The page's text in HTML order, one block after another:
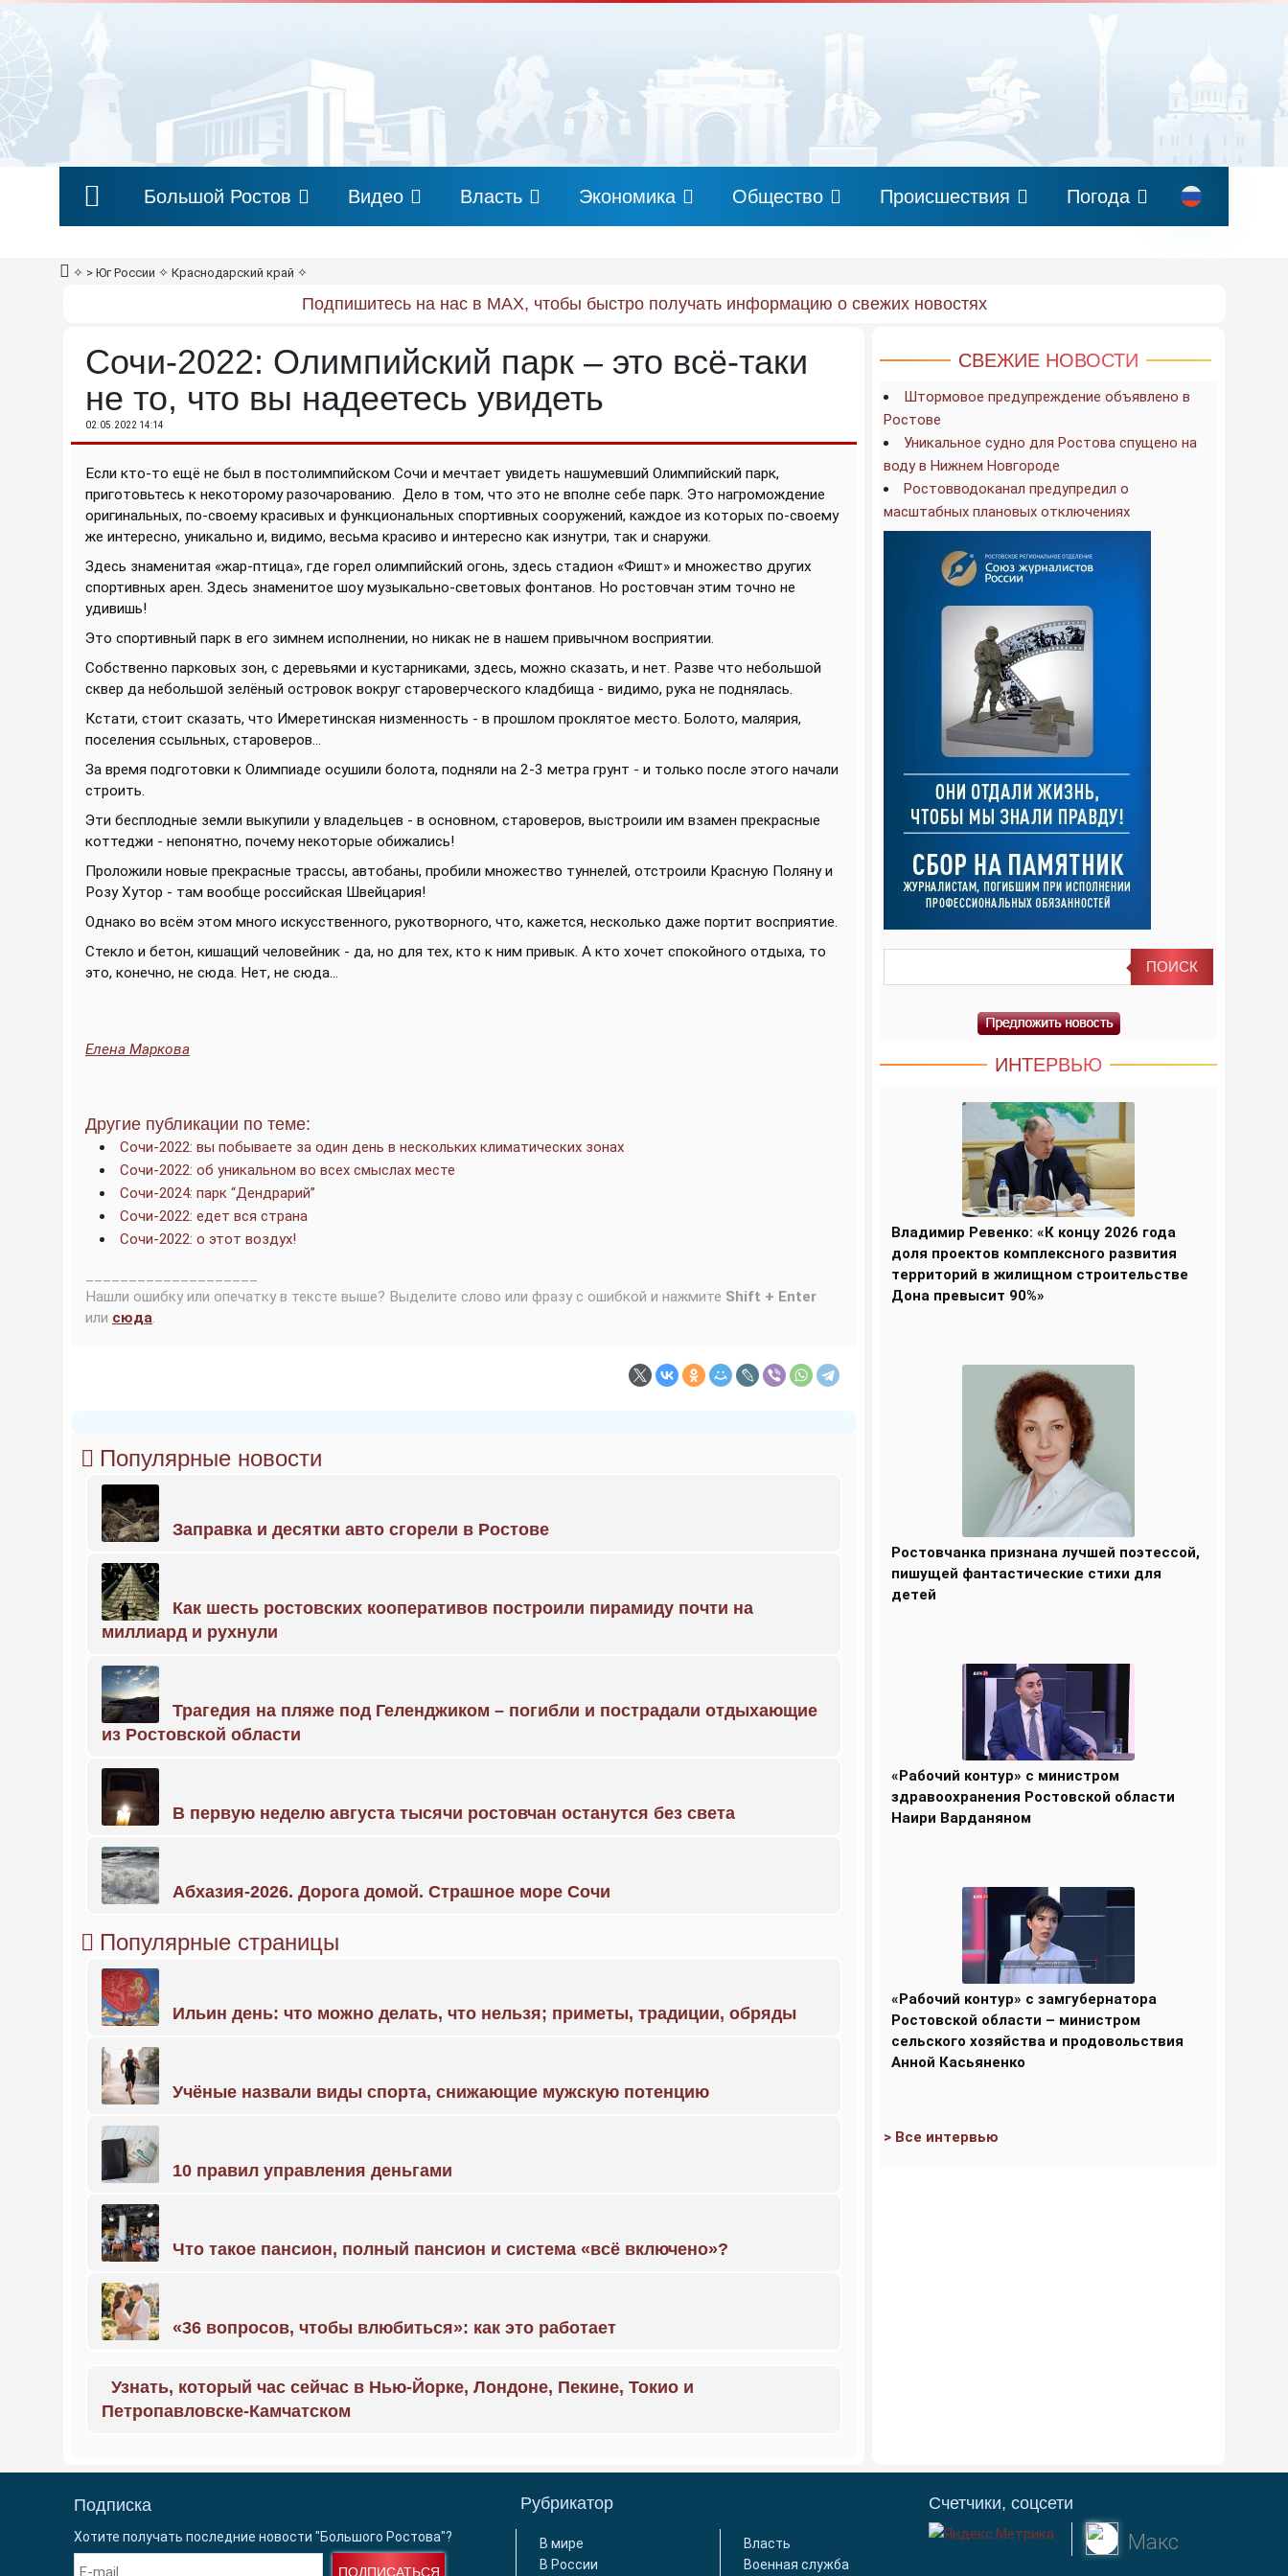
Большой Ростов Видео Власть Экономика Общество Происшествия Погода
✧ > Юг России ✧ Краснодарский край ✧
Подпишитесь на нас в MAX, чтобы быстро получать информацию о свежих новостях
Сочи-2022: Олимпийский парк – это всё-таки
не то, что вы надеетесь увидеть
02.05.2022 14:14
Если кто-то ещё не был в постолимпийском Сочи и мечтает увидеть нашумевший Олимпийский парк,
приготовьтесь к некоторому разочарованию. Дело в том, что это не вполне себе парк. Это нагромождение
оригинальных, по-своему красивых и функциональных спортивных сооружений, каждое из которых по-своему
же интересно, уникально и, видимо, весьма красиво и интересно как изнутри, так и снаружи.
Здесь знаменитая «жар-птица», где горел олимпийский огонь, здесь стадион «Фишт» и множество других
спортивных арен. Здесь знаменитое шоу музыкально-световых фонтанов. Но ростовчан этим точно не
удивишь!
Это спортивный парк в его зимнем исполнении, но никак не в нашем привычном восприятии.
Собственно парковых зон, с деревьями и кустарниками, здесь, можно сказать, и нет. Разве что небольшой
сквер да небольшой зелёный островок вокруг староверческого кладбища - видимо, рука не поднялась.
Кстати, стоит сказать, что Имеретинская низменность - в прошлом проклятое место. Болото, малярия,
поселения ссыльных, староверов...
За время подготовки к Олимпиаде осушили болота, подняли на 2-3 метра грунт - и только после этого начали
строить.
Эти бесплодные земли выкупили у владельцев - в основном, староверов, выстроили им взамен прекрасные
коттеджи - непонятно, почему некоторые обижались!
Проложили новые прекрасные трассы, автобаны, пробили множество туннелей, отстроили Красную Поляну и
Розу Хутор - там вообще российская Швейцария!
Однако во всём этом много искусственного, рукотворного, что, кажется, несколько даже портит восприятие.
Стекло и бетон, кишащий человейник - да, но для тех, кто к ним привык. А кто хочет спокойного отдыха, то
это, конечно, не сюда. Нет, не сюда...
Елена Маркова
Другие публикации по теме:
Сочи-2022: вы побываете за один день в нескольких климатических зонах
Сочи-2022: об уникальном во всех смыслах месте
Сочи-2024: парк “Дендрарий”
Сочи-2022: едет вся страна
Сочи-2022: о этот воздух!
Нашли ошибку или опечатку в тексте выше? Выделите слово или фразу с ошибкой и нажмите Shift + Enter
или сюда.
Популярные новости
Заправка и десятки авто сгорели в Ростове
Как шесть ростовских кооперативов построили пирамиду почти на
миллиард и рухнули
Трагедия на пляже под Геленджиком – погибли и пострадали отдыхающие
из Ростовской области
В первую неделю августа тысячи ростовчан останутся без света
Абхазия-2026. Дорога домой. Страшное море Сочи
Популярные страницы
Ильин день: что можно делать, что нельзя; приметы, традиции, обряды
Учёные назвали виды спорта, снижающие мужскую потенцию
10 правил управления деньгами
Что такое пансион, полный пансион и система «всё включено»?
«36 вопросов, чтобы влюбиться»: как это работает
Узнать, который час сейчас в Нью-Йорке, Лондоне, Пекине, Токио и
Петропавловске-Камчатском
СВЕЖИЕ НОВОСТИ
Штормовое предупреждение объявлено в
Ростове
Уникальное судно для Ростова спущено на
воду в Нижнем Новгороде
Ростовводоканал предупредил о
масштабных плановых отключениях
ИНТЕРВЬЮ
Владимир Ревенко: «К концу 2026 года
доля проектов комплексного развития
территорий в жилищном строительстве
Дона превысит 90%»
Ростовчанка признана лучшей поэтессой,
пишущей фантастические стихи для
детей
«Рабочий контур» с министром
здравоохранения Ростовской области
Наири Варданяном
«Рабочий контур» с замгубернатора
Ростовской области – министром
сельского хозяйства и продовольствия
Анной Касьяненко
> Все интервью
Подписка
Хотите получать последние новости "Большого Ростова"?
ПОДПИСАТЬСЯ
Рубрикатор
В мире
В России
Власть
Военная служба
Счетчики, соцсети
Макс